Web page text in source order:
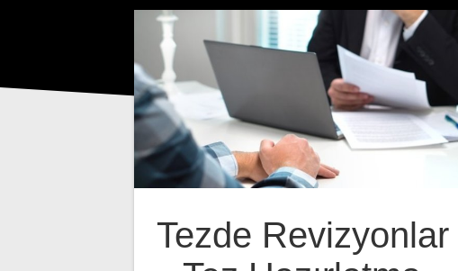
Tezde Revizyonlar